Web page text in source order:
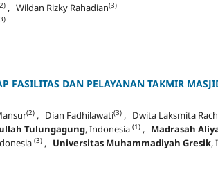
, Wildan Rizky Rahadian(3)
FASILITAS DAN PELAYANAN TAKMIR
(2) , Dian Fadhilawati(3) , Dwita Laksmita
Tulungagung, Indonesia (1) , Madrasah
(3) , Universitas Muhammadiyah Gresik,